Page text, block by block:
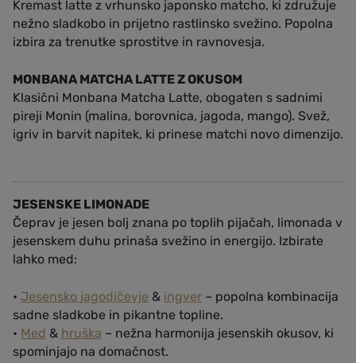
Kremast latte z vrhunsko japonsko matcho, ki združuje
nežno sladkobo in prijetno rastlinsko svežino. Popolna
izbira za trenutke sprostitve in ravnovesja.
MONBANA MATCHA LATTE Z OKUSOM
Klasični Monbana Matcha Latte, obogaten s sadnimi
pireji Monin (malina, borovnica, jagoda, mango). Svež,
igriv in barvit napitek, ki prinese matchi novo dimenzijo.
JESENSKE LIMONADE
Čeprav je jesen bolj znana po toplih pijačah, limonada v
jesenskem duhu prinaša svežino in energijo. Izbirate
lahko med:
• Jesensko jagodičevje & ingver – popolna kombinacija
sadne sladkobe in pikantne topline.
• Med & hruška – nežna harmonija jesenskih okusov, ki
spominjajo na domačnost.